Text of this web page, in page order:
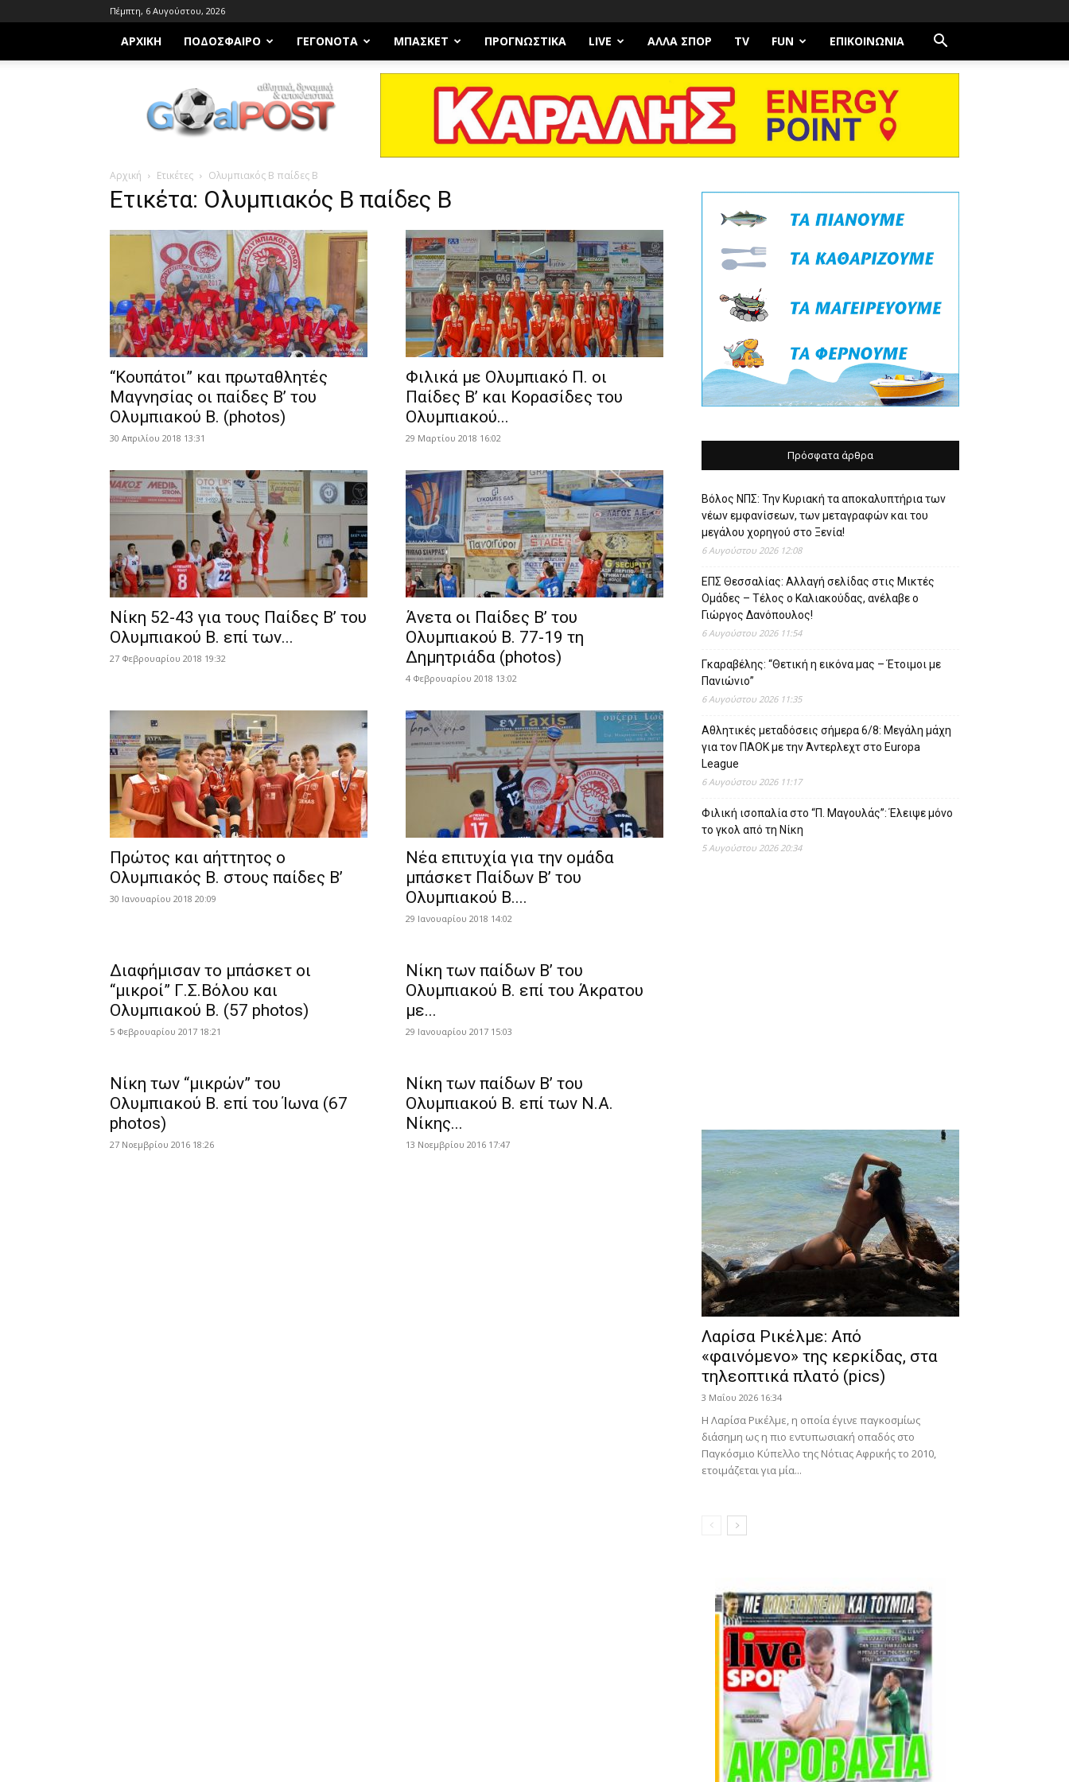
Πέμπτη, 6 Αυγούστου, 2026
ΑΡΧΙΚΗ ΠΟΔΌΣΦΑΙΡΟ ΓΕΓΟΝΌΤΑ ΜΠΆΣΚΕΤ ΠΡΟΓΝΩΣΤΙΚΑ LIVE ΆΛΛΑ ΣΠΟΡ TV FUN ΕΠΙΚΟΙΝΩΝΊΑ
Goalpost.gr
Αρχική Ετικέτες Ολυμπιακός Β παίδες Β
Ετικέτα: Ολυμπιακός Β παίδες Β
“Κουπάτοι” και πρωταθλητές
Μαγνησίας οι παίδες Β’ του
Ολυμπιακού Β. (photos)
30 Απριλίου 2018 13:31
Φιλικά με Ολυμπιακό Π. οι
Παίδες Β’ και Κορασίδες του
Ολυμπιακού...
29 Μαρτίου 2018 16:02
Νίκη 52-43 για τους Παίδες Β’ του
Ολυμπιακού Β. επί των...
27 Φεβρουαρίου 2018 19:32
Άνετα οι Παίδες Β’ του
Ολυμπιακού Β. 77-19 τη
Δημητριάδα (photos)
4 Φεβρουαρίου 2018 13:02
Πρώτος και αήττητος ο
Ολυμπιακός Β. στους παίδες Β’
30 Ιανουαρίου 2018 20:09
Νέα επιτυχία για την ομάδα
μπάσκετ Παίδων Β’ του
Ολυμπιακού Β....
29 Ιανουαρίου 2018 14:02
Διαφήμισαν το μπάσκετ οι
“μικροί” Γ.Σ.Bόλου και
Ολυμπιακού Β. (57 photos)
5 Φεβρουαρίου 2017 18:21
Νίκη των παίδων Β’ του
Ολυμπιακού Β. επί του Άκρατου
με...
29 Ιανουαρίου 2017 15:03
Νίκη των “μικρών” του
Ολυμπιακού Β. επί του Ίωνα (67
photos)
27 Νοεμβρίου 2016 18:26
Νίκη των παίδων Β’ του
Ολυμπιακού Β. επί των Ν.Α.
Νίκης...
13 Νοεμβρίου 2016 17:47
Πρόσφατα άρθρα
Βόλος ΝΠΣ: Την Κυριακή τα αποκαλυπτήρια των
νέων εμφανίσεων, των μεταγραφών και του
μεγάλου χορηγού στο Ξενία!
6 Αυγούστου 2026 12:08
ΕΠΣ Θεσσαλίας: Αλλαγή σελίδας στις Μικτές
Ομάδες – Τέλος ο Καλιακούδας, ανέλαβε ο
Γιώργος Δανόπουλος!
6 Αυγούστου 2026 11:54
Γκαραβέλης: “Θετική η εικόνα μας – Έτοιμοι με
Πανιώνιο”
6 Αυγούστου 2026 11:35
Αθλητικές μεταδόσεις σήμερα 6/8: Μεγάλη μάχη
για τον ΠΑΟΚ με την Άντερλεχτ στο Europa
League
6 Αυγούστου 2026 11:17
Φιλική ισοπαλία στο “Π. Μαγουλάς”: Έλειψε μόνο
το γκολ από τη Νίκη
5 Αυγούστου 2026 20:34
Λαρίσα Ρικέλμε: Από
«φαινόμενο» της κερκίδας, στα
τηλεοπτικά πλατό (pics)
3 Μαΐου 2026 16:34
Η Λαρίσα Ρικέλμε, η οποία έγινε παγκοσμίως
διάσημη ως η πιο εντυπωσιακή οπαδός στο
Παγκόσμιο Κύπελλο της Νότιας Αφρικής το 2010,
ετοιμάζεται για μία...